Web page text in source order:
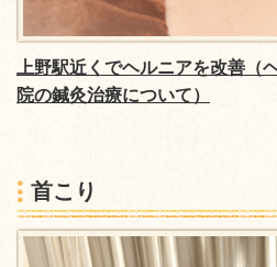
上野駅近くでヘルニアを改善（
院の鍼灸治療について）
首こり